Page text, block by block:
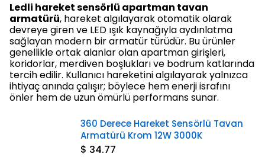
Ledli hareket sensörlü apartman tavan
armatürü, hareket algılayarak otomatik olarak
devreye giren ve LED ışık kaynağıyla aydınlatma
sağlayan modern bir armatür türüdür. Bu ürünler
genellikle ortak alanlar olan apartman girişleri,
koridorlar, merdiven boşlukları ve bodrum katlarında
tercih edilir. Kullanıcı hareketini algılayarak yalnızca
ihtiyaç anında çalışır; böylece hem enerji israfını
önler hem de uzun ömürlü performans sunar.
360 Derece Hareket Sensörlü Tavan
Armatürü Krom 12W 3000K
$ 34.77